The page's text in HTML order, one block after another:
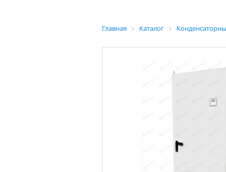
Главная Каталог